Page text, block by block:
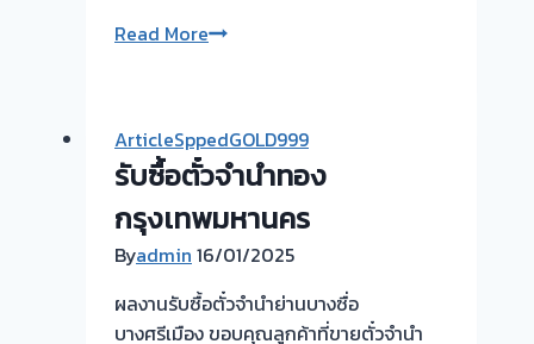
นี้
ซื้อ
ตั๋ว
จำนำ
ทอง-
พระราม4
กรุงเทพ
Read Moreรับ
ทอง
กรอบ
พระทอง
ทอง
พระทอง
คำ
ArticleSppedGOLD999
รับซื้อตั๋วจำนำทอง
กรุงเทพมหานคร
Byadmin 16/01/2025
ผลงานรับซื้อตั๋วจำนำย่านบางซื่อ
บางศรีเมือง ขอบคุณลูกค้าที่ขายตั๋วจำนำ